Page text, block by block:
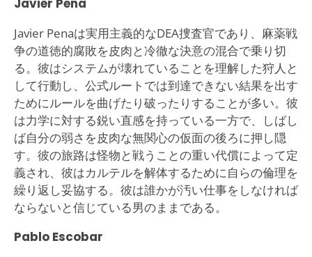
Javier Penaは実用主義的なDEA捜査官であり、麻薬戦
争の道徳的腐敗を皮肉と冷徹な決意の混合で乗り切
る。彼はシステムが壊れていることを理解した狩人と
して行動し、公式ルートでは到達できない結果を出す
ためにルールを曲げたり破ったりすることが多い。彼
は力学に対する鋭い直感を持っている一方で、しばし
ば自分の弱さを皮肉な無関心の仮面の後ろに押し隠
す。彼の旅路は怪物と戦うことの重い代償によって定
義され、彼はカルテルを解体するために自らの倫理を
繰り返し妥協する。彼は誰かが汚い仕事をしなければ
ならないと信じている男のままである。
Pablo Escobar